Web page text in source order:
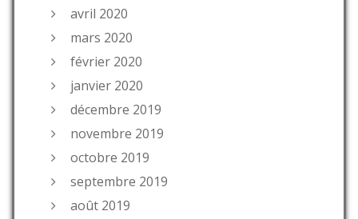
avril 2020
mars 2020
février 2020
janvier 2020
décembre 2019
novembre 2019
octobre 2019
septembre 2019
août 2019